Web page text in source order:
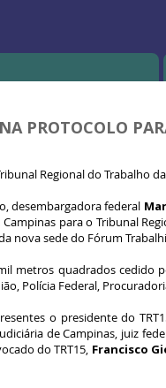
PROTOCOLO
Regional do Trabalho da
desembargadora federal
para o Tribunal
nova sede do Fórum
metros quadrados cedido
Polícia Federal,
o presidente do
de Campinas, juiz
do TRT15, Francisco